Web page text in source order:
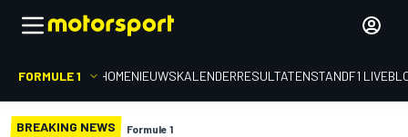
FORMULE 1 HOMENIEUWSKALENDERRESULTATENSTANDF1
BREAKING NEWS Formule 1